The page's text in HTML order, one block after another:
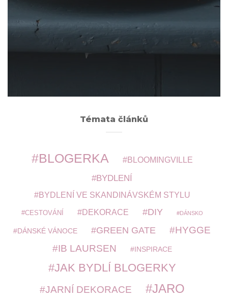
Archivy
Témata článků
BLOGERKA BLOOMINGVILLE
BYDLENÍ
BYDLENÍ VE SKANDINÁVSKÉM STYLU
CESTOVÁNÍ DEKORACE DIY DÁNSKO
DÁNSKÉ VÁNOCE GREEN GATE HYGGE
IB LAURSEN INSPIRACE
JAK BYDLÍ BLOGERKY
JARNÍ DEKORACE JARO